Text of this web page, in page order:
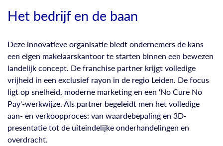
Het bedrijf en de baan
Deze innovatieve organisatie biedt ondernemers de kans
een eigen makelaarskantoor te starten binnen een bewezen
landelijk concept. De franchise partner krijgt volledige
vrijheid in een exclusief rayon in de regio Leiden. De focus
ligt op snelheid, moderne marketing en een 'No Cure No
Pay'-werkwijze. Als partner begeleidt men het volledige
aan- en verkoopproces: van waardebepaling en 3D-
presentatie tot de uiteindelijke onderhandelingen en
overdracht.